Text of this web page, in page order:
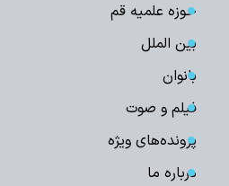
حوزه علمیه قم
بین الملل
بانوان
فیلم و صوت
پرونده‌های ویژه
درباره ما